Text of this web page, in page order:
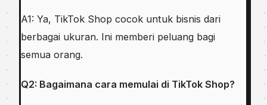
A1: Ya, TikTok Shop cocok untuk bisnis dari
berbagai ukuran. Ini memberi peluang bagi
semua orang.
Q2: Bagaimana cara memulai di TikTok Shop?